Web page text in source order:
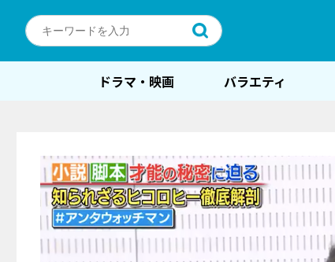
ドラマ・映画 バラエティ